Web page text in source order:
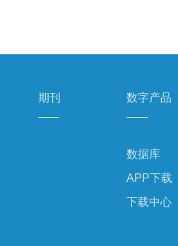
期刊 数字产品
数据库
APP下载
下载中心